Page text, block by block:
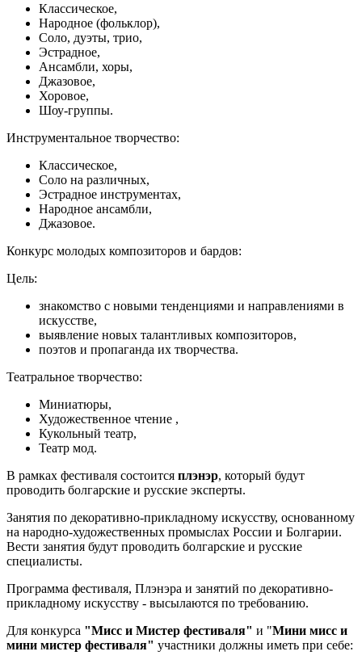
Классическое,
Народное (фольклор),
Соло, дуэты, трио,
Эстрадное,
Ансамбли, хоры,
Джазовое,
Хоровое,
Шоу-группы.
Инструментальное творчество:
Классическое,
Соло на различных,
Эстрадное инструментах,
Народное ансамбли,
Джазовое.
Конкурс молодых композиторов и бардов:
Цель:
знакомство с новыми тенденциями и направлениями в
искусстве,
выявление новых талантливых композиторов,
поэтов и пропаганда их творчества.
Театральное творчество:
Миниатюры,
Художественное чтение ,
Кукольный театр,
Театр мод.
В рамках фестиваля состоится плэнэр, который будут
проводить болгарские и русские эксперты.
Занятия по декоративно-прикладному искусству, основанному
на народно-художественных промыслах России и Болгарии.
Вести занятия будут проводить болгарские и русские
специалисты.
Программа фестиваля, Плэнэра и занятий по декоративно-
прикладному искусству - высылаются по требованию.
Для конкурса "Мисс и Мистер фестиваля" и "Мини мисс и
мини мистер фестиваля" участники должны иметь при себе: